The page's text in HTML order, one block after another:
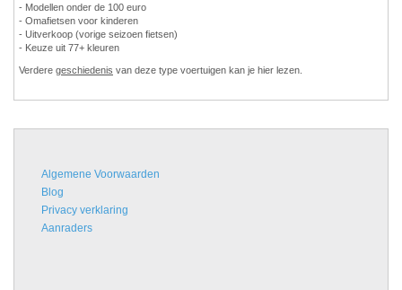
- Modellen onder de 100 euro
- Omafietsen voor kinderen
- Uitverkoop (vorige seizoen fietsen)
- Keuze uit 77+ kleuren
Verdere geschiedenis van deze type voertuigen kan je hier lezen.
Algemene Voorwaarden
Blog
Privacy verklaring
Aanraders